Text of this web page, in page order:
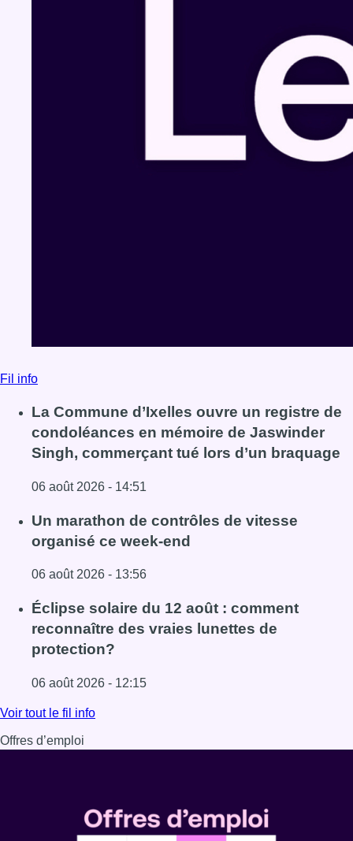
Fil info
La Commune d’Ixelles ouvre un registre de
condoléances en mémoire de Jaswinder
Singh, commerçant tué lors d’un braquage
06 août 2026 - 14:51
Lire l'article La Commune d’Ixelles ouvre un registre de
Un marathon de contrôles de vitesse
organisé ce week-end
06 août 2026 - 13:56
Lire l'article Un marathon de contrôles de vitesse
Éclipse solaire du 12 août : comment
reconnaître des vraies lunettes de
protection?
06 août 2026 - 12:15
Lire l'article Éclipse solaire du 12 août : comment
Voir tout le fil info
Offres d’emploi